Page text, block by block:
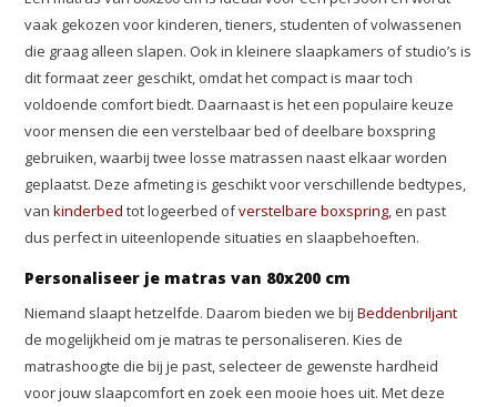
vaak gekozen voor kinderen, tieners, studenten of volwassenen
die graag alleen slapen. Ook in kleinere slaapkamers of studio’s is
dit formaat zeer geschikt, omdat het compact is maar toch
voldoende comfort biedt. Daarnaast is het een populaire keuze
voor mensen die een verstelbaar bed of deelbare boxspring
gebruiken, waarbij twee losse matrassen naast elkaar worden
geplaatst. Deze afmeting is geschikt voor verschillende bedtypes,
vankinderbed tot logeerbed ofverstelbare boxspring, en past
dus perfect in uiteenlopende situaties en slaapbehoeften.
Personaliseer je matras van 80x200 cm
Niemand slaapt hetzelfde. Daarom bieden we bijBeddenbriljant
de mogelijkheid om je matras te personaliseren. Kies de
matrashoogte die bij je past, selecteer de gewenste hardheid
voor jouw slaapcomfort en zoek een mooie hoes uit. Met deze